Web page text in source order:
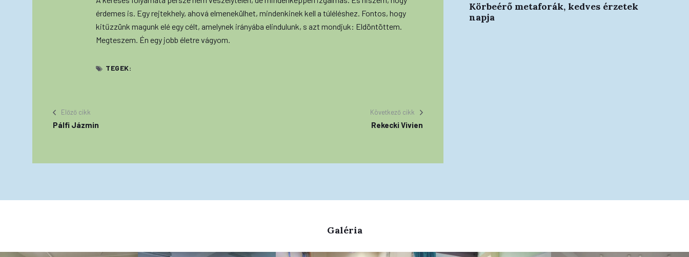
érdemes is. Egy rejtekhely, ahová elmenekülhet, mindenkinek kell a túléléshez. Fontos, hogy
kitűzzünk magunk elé egy célt, amelynek irányába elindulunk, s azt mondjuk: Eldöntöttem.
Megteszem. Én egy jobb életre vágyom.
TEGEK:
Előző cikk
Pálfi Jázmin
Következő cikk
Rekecki Vivien
Körbeérő metaforák, kedves érzetek
napja
Galéria